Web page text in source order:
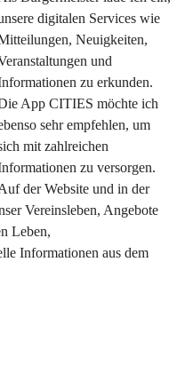
digitalen Services wie
Neuigkeiten,
und
zu erkunden.
App CITIES möchte ich
sehr empfehlen, um
mit zahlreichen
zu versorgen.
der Website und in der
Vereinsleben, Angebote
Leben,
Informationen aus dem